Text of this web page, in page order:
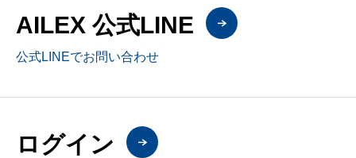
AILEX 公式LINE
公式LINEでお問い合わせ
ログイン